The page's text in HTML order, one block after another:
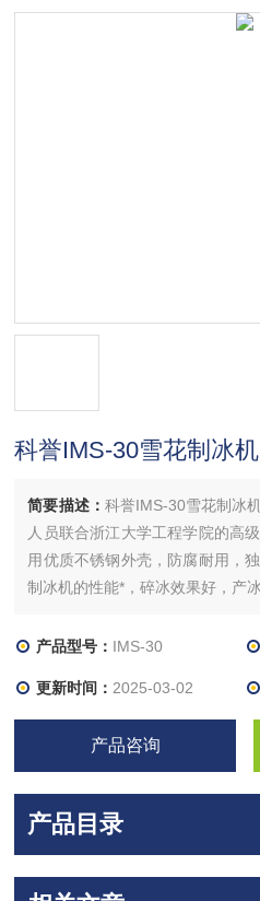
科誉IMS-30雪花制冰机
简要描述： 科誉IMS-30雪花制冰
人员联合浙江大学工程学院的高
用优质不锈钢外壳，防腐耐用，
制冰机的性能*，碎冰效果好，产
号，可以满足不同客户的需求。
产品型号： IMS-30
更新时间： 2025-03-02
产品咨询
产品目录